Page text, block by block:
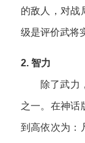
的敌人，对战
级是评价武将
2. 智力
除了武力
之一。在神话
到高依次为：